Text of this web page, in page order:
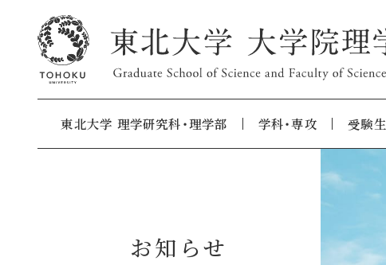
東北大学 理学研究科・理学部 学科・専攻 受験
お知らせ